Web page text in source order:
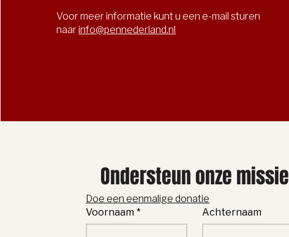
Voor meer informatie kunt u een e-mail sturen
naarinfo@pennederland.nl
Ondersteun onze missie
Doe een eenmalige donatie
Voornaam * Achternaam